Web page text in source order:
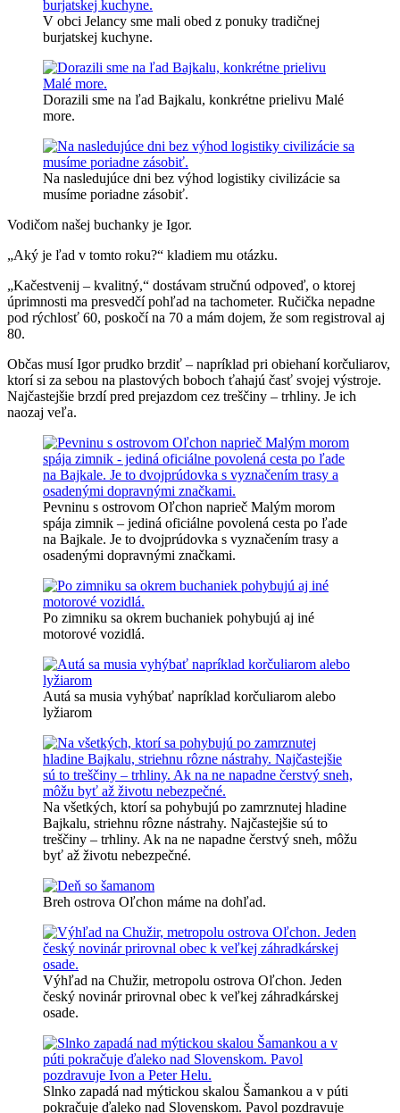
V obci Jelancy sme mali obed z ponuky tradičnej
burjatskej kuchyne.
Dorazili sme na ľad Bajkalu, konkrétne prielivu Malé
more.
Na nasledujúce dni bez výhod logistiky civilizácie sa
musíme poriadne zásobiť.
Vodičom našej buchanky je Igor.
„Aký je ľad v tomto roku?“ kladiem mu otázku.
„Kačestvenij – kvalitný,“ dostávam stručnú odpoveď, o ktorej
úprimnosti ma presvedčí pohľad na tachometer. Ručička nepadne
pod rýchlosť 60, poskočí na 70 a mám dojem, že som registroval aj
80.
Občas musí Igor prudko brzdiť – napríklad pri obiehaní korčuliarov,
ktorí si za sebou na plastových boboch ťahajú časť svojej výstroje.
Najčastejšie brzdí pred prejazdom cez treščiny – trhliny. Je ich
naozaj veľa.
Pevninu s ostrovom Oľchon naprieč Malým morom
spája zimnik – jediná oficiálne povolená cesta po ľade
na Bajkale. Je to dvojprúdovka s vyznačením trasy a
osadenými dopravnými značkami.
Po zimniku sa okrem buchaniek pohybujú aj iné
motorové vozidlá.
Autá sa musia vyhýbať napríklad korčuliarom alebo
lyžiarom
Na všetkých, ktorí sa pohybujú po zamrznutej hladine
Bajkalu, striehnu rôzne nástrahy. Najčastejšie sú to
treščiny – trhliny. Ak na ne napadne čerstvý sneh, môžu
byť až životu nebezpečné.
Breh ostrova Oľchon máme na dohľad.
Výhľad na Chužir, metropolu ostrova Oľchon. Jeden
český novinár prirovnal obec k veľkej záhradkárskej
osade.
Slnko zapadá nad mýtickou skalou Šamankou a v púti
pokračuje ďaleko nad Slovenskom. Pavol pozdravuje